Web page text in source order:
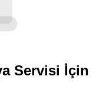
Servisi İçin